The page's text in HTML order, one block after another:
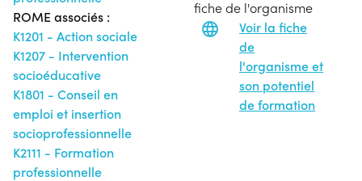
ROME associés :
K1201 - Action sociale
K1207 - Intervention
socioéducative
K1801 - Conseil en
emploi et insertion
socioprofessionnelle
K2111 - Formation
professionnelle
fiche de l'organisme
Voir la fiche
de
l'organisme et
son potentiel
de formation